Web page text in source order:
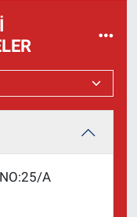
A